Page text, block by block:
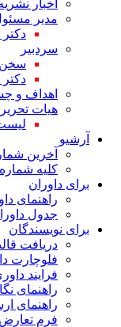
اخبار
مدیر
سردبیر
سخن
اهداف و
هیات
آرشیو
آخرین
کلیه
برای داوران
راهنمای
جدول
برای نویسندگان
دریافت
فلوچارت
فرایند
راهنمای
راهنمای
فرم تعارض